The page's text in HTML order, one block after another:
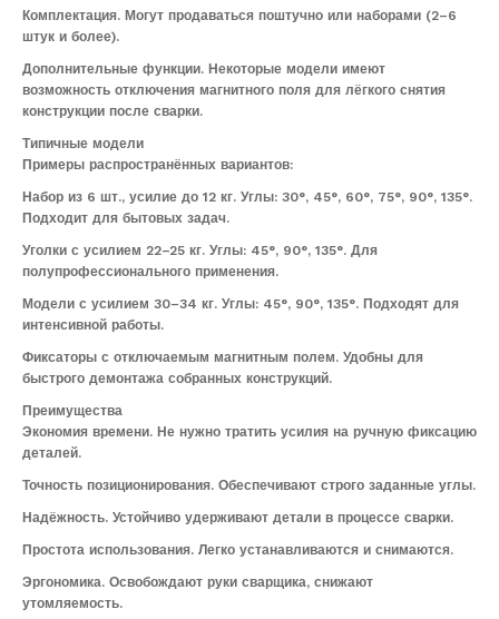
Комплектация. Могут продаваться поштучно или наборами (2–6
штук и более).
Дополнительные функции. Некоторые модели имеют
возможность отключения магнитного поля для лёгкого снятия
конструкции после сварки.
Типичные модели
Примеры распространённых вариантов:
Набор из 6 шт., усилие до 12 кг. Углы: 30°, 45°, 60°, 75°, 90°, 135°.
Подходит для бытовых задач.
Уголки с усилием 22–25 кг. Углы: 45°, 90°, 135°. Для
полупрофессионального применения.
Модели с усилием 30–34 кг. Углы: 45°, 90°, 135°. Подходят для
интенсивной работы.
Фиксаторы с отключаемым магнитным полем. Удобны для
быстрого демонтажа собранных конструкций.
Преимущества
Экономия времени. Не нужно тратить усилия на ручную фиксацию
деталей.
Точность позиционирования. Обеспечивают строго заданные углы.
Надёжность. Устойчиво удерживают детали в процессе сварки.
Простота использования. Легко устанавливаются и снимаются.
Эргономика. Освобождают руки сварщика, снижают
утомляемость.